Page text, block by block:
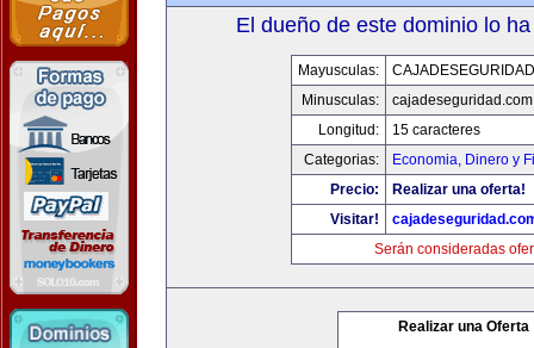
El dueño de este dominio lo
Mayusculas:
Minusculas:
cajadeseguridad.com
Longitud:
15 caracteres
Categorias:
Economia, Dinero y
Precio:
Realizar una oferta!
Visitar!
Serán consideradas
Realizar una Oferta